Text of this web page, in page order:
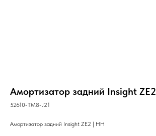
Амортизатор задний Insight ZE2
52610-TM8-J21
Амортизатор задний Insight ZE2 | HH